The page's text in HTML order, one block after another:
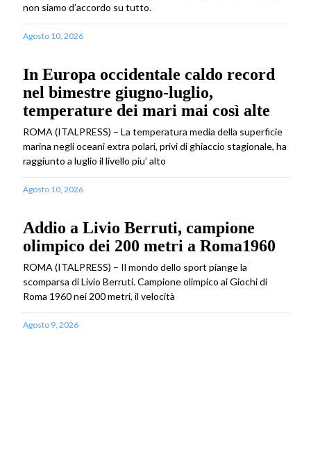
non siamo d’accordo su tutto.
Agosto 10, 2026
In Europa occidentale caldo record
nel bimestre giugno-luglio,
temperature dei mari mai così alte
ROMA (ITALPRESS) – La temperatura media della superficie
marina negli oceani extra polari, privi di ghiaccio stagionale, ha
raggiunto a luglio il livello piu’ alto
Agosto 10, 2026
Addio a Livio Berruti, campione
olimpico dei 200 metri a Roma1960
ROMA (ITALPRESS) – Il mondo dello sport piange la
scomparsa di Livio Berruti. Campione olimpico ai Giochi di
Roma 1960 nei 200 metri, il velocità
Agosto 9, 2026